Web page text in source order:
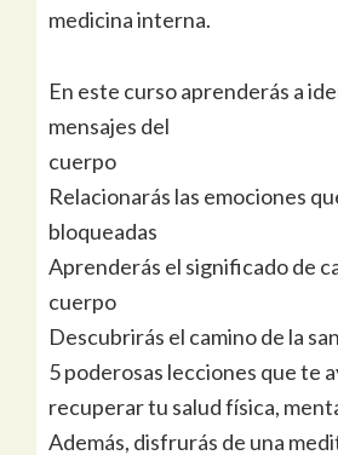
medicina interna.
En este curso aprenderás a
mensajes del
cuerpo
Relacionarás las emociones
bloqueadas
Aprenderás el significado de
cuerpo
Descubrirás el camino de la
5 poderosas lecciones que te
recuperar tu salud física,
Además, disfrurás de una